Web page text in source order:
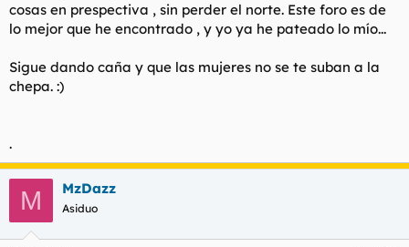
cosas en prespectiva , sin perder el norte. Este foro es de
lo mejor que he encontrado , y yo ya he pateado lo mío...
Sigue dando caña y que las mujeres no se te suban a la
chepa. :)
.
M MzDazz
Asiduo